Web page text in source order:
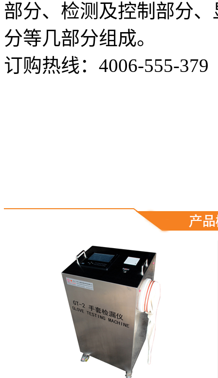
部分、检测及控制部分
分等几部分组成。
订购热线： 4006-555-379